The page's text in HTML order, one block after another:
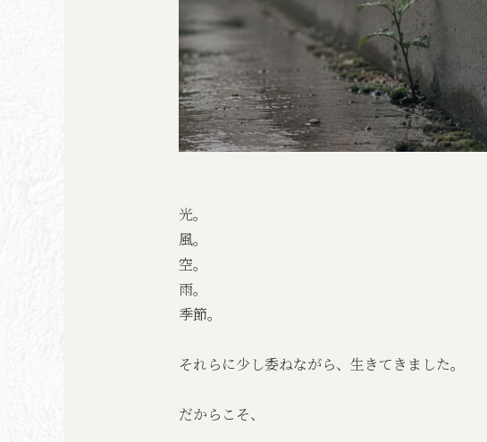
光。
風。
空。
雨。
季節。
それらに少し委ねながら、生きてきました。
だからこそ、